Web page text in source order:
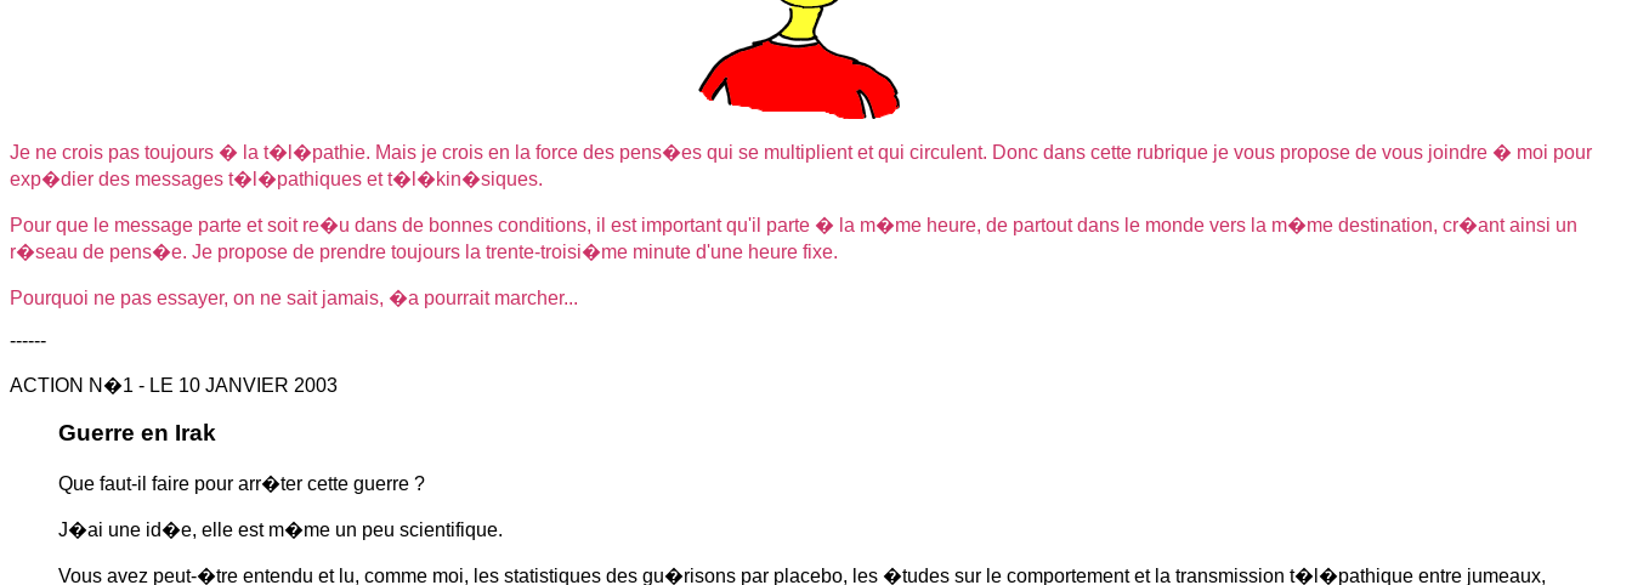
Je ne crois pas toujours � la t�l�pathie. Mais je crois en la force des pens�es qui se multiplient et qui circulent. Donc dans cette rubrique je vous propose de vous joindre � moi pour
exp�dier des messages t�l�pathiques et t�l�kin�siques.
Pour que le message parte et soit re�u dans de bonnes conditions, il est important qu'il parte � la m�me heure, de partout dans le monde vers la m�me destination, cr�ant ainsi un
r�seau de pens�e. Je propose de prendre toujours la trente-troisi�me minute d'une heure fixe.
Pourquoi ne pas essayer, on ne sait jamais, �a pourrait marcher...
------
ACTION N�1 - LE 10 JANVIER 2003
Guerre en Irak
Que faut-il faire pour arr�ter cette guerre ?
J�ai une id�e, elle est m�me un peu scientifique.
Vous avez peut-�tre entendu et lu, comme moi, les statistiques des gu�risons par placebo, les �tudes sur le comportement et la transmission t�l�pathique entre jumeaux,